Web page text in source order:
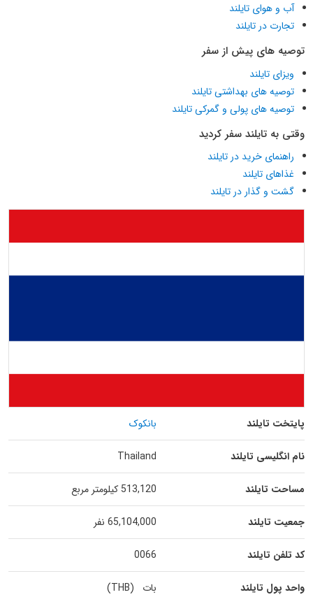
آب و هوای تایلند
تجارت در تایلند
توصیه های پیش از سفر
ویزای تایلند
توصیه های بهداشتی تایلند
توصیه های پولی و گمرکی تایلند
وقتی به تایلند سفر کردید
راهنمای خرید در تایلند
غذاهای تایلند
گشت و گذار در تایلند
پایتخت تایلند بانکوک
نام انگلیسی تایلند Thailand
مساحت تایلند 513,120 کیلومتر مربع
جمعیت تایلند 65,104,000 نفر
کد تلفن تایلند 0066
واحد پول تایلند بات (THB)